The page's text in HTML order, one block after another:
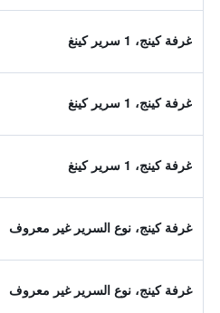
غرفة كينج، 1 سرير كينغ
غرفة كينج، 1 سرير كينغ
غرفة كينج، 1 سرير كينغ
غرفة كينج، نوع السرير غير معروف
غرفة كينج، نوع السرير غير معروف